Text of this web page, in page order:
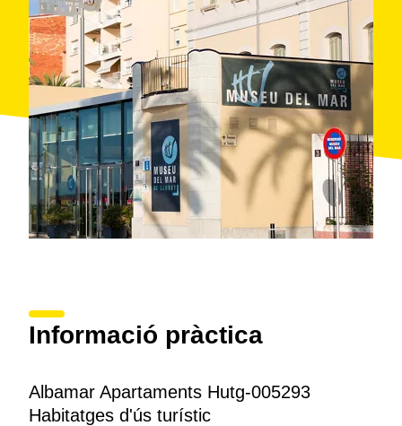
Informació pràctica
Albamar Apartaments Hutg-005293
Habitatges d'ús turístic